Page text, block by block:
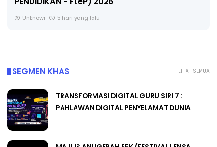
Unknown 5 hari yang lalu
LIHAT SEMUA
SEGMEN KHAS
TRANSFORMASI DIGITAL GURU SIRI 7 :
PAHLAWAN DIGITAL PENYELAMAT DUNIA